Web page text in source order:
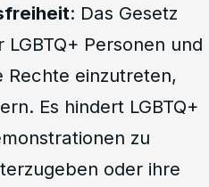
: Das Gesetz
Personen und
einzutreten,
Es hindert LGBTQ+
zu
oder ihre